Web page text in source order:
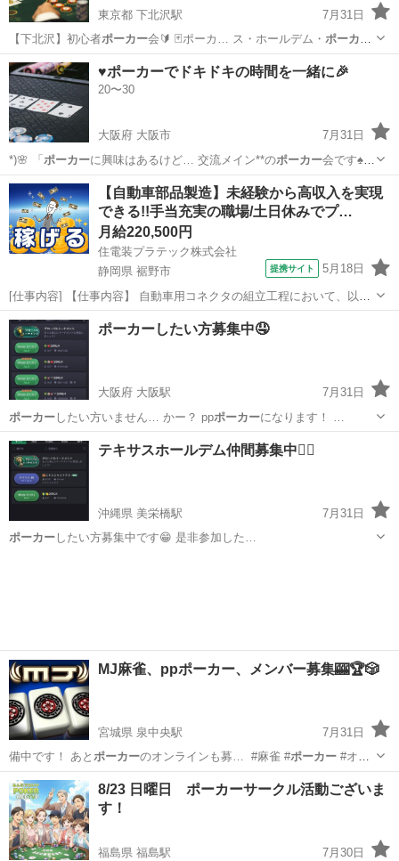
東京都 下北沢駅
7月31日
【下北沢】初心者ポーカー 会🔰 🃏ポーカ… ス・ホールデム・ ポーカー
って、知ってま… 北沢にて、初心者ポーカー会をやります🙋‍… こんな
人向け ・ポーカーに興味あるけどや… ・とにかく気楽にポーカー
しみたい ・… 0〜...
東京 世田谷区 その他 ポーカー
♥️ポーカーでドキドキの時間を一緒に🎉
20〜30
大阪府 大阪市
7月31日
*)🌸 「 ポーカーに興味はあるけど… 交流メイン**のポーカー会です♠️🤝
… 🌸 ♠️ポーカーを始めてみたい♪…
大阪 大阪市 友達 ポーカー
【自動車部品製造】未経験から高収入を実現
できる!!手当充実の職場/土日休みでプ…
月給220,500円
住電装プラテック株式会社
静岡県 裾野市
提携サイト 5月18日
[仕事内容] 【仕事内容】 自動車用コネクタの組立工程において、以下
業務をお願いいたします。 ■生産設備の操作（射出成型機やプレス
機、組立機など） ■生産段取り ■箱替え ■材料供給及び補助作業 （業
務の変更の範囲） 会社...
静岡 裾野市
ポーカーしたい方募集中🤤
大阪府 大阪駅
7月31日
ポーカー
したい方いません… かー？ ppポーカー
大阪 大阪市 大阪駅 ポーカー
テキサスホールデム仲間募集中👯‍♂️
沖縄県 美栄橋駅
7月31日
ポーカー
したい方募集中です😁 是非参加した…
MJ麻雀、ppポーカー、メンバー募集🎰🏆🎲
宮城県 泉中央駅
7月31日
備中です！ あと ポーカー のオンラインも募… ️ #麻雀 #ポーカー#オン
ライン … MJ麻雀 #ppポーカー#雀荘
宮城 富谷市 泉中央駅 その他 ポーカー
8/23 日曜日 ポーカーサークル活動ございま
す！
福島県 福島駅 7月30日